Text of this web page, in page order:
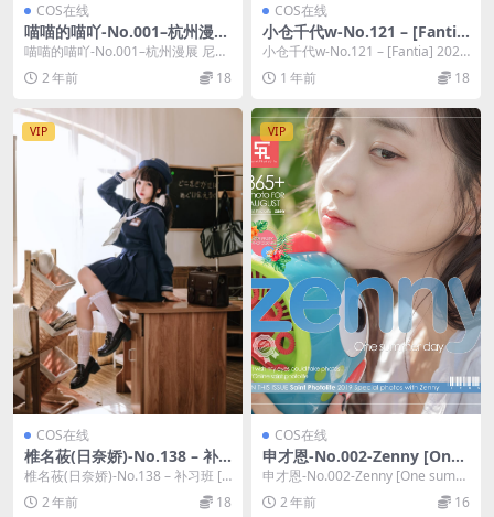
COS在线
喵喵的喵吖-No.001–杭州漫展
尼尔机械纪元 2B [12P]
喵喵的喵吖-No.001–杭州漫展 尼尔
机械纪元 2B [12P]，喵喵的喵吖
在...2 年前 18
COS在线
小仓千代w-No.121 – [Fanti
a] 2024年11月订阅 (3套) [45
P 2V]
小仓千代w-No.121 – [Fantia] 2024
年11月订阅 (3套) ...
1 年前 18
VIP
COS在线
椎名莜(日奈娇)-No.138 – 补
习班 [99P]
椎名莜(日奈娇)-No.138 – 补习班 [9
9P]，椎名莜(日奈娇)在线作品...
2 年前 18
VIP
COS在线
申才恩-No.002-Zenny [One
summer day] [49P]
申才恩-No.002-Zenny [One summ
er day] [49P]，...
2 年前 16